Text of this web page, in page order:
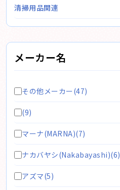
清掃用品関連
メーカー名
その他メーカー(47)
(9)
マーナ(MARNA)(7)
ナカバヤシ(Nakabayashi)(6)
アズマ(5)